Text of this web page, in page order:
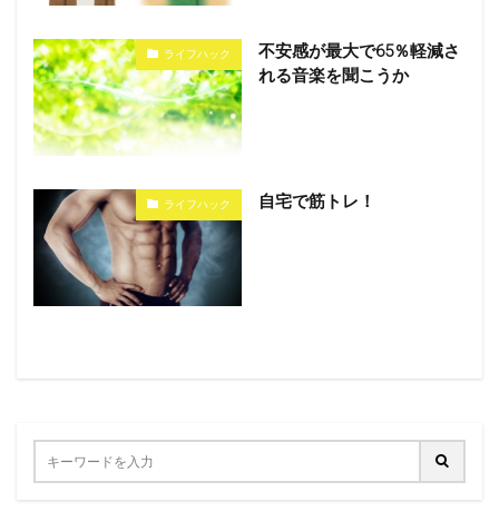
ライフハック
不安感が最大で65％軽減さ
れる音楽を聞こうか
ライフハック 自宅で筋トレ！